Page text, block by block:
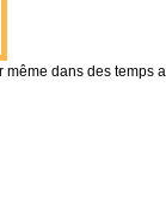
même dans des temps